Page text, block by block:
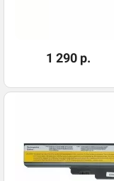
1 290 р.